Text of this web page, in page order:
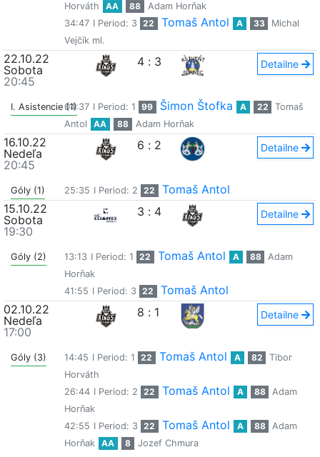
Horváth
AA 88
Adam Horňak
34:47 I Period: 3 22 Tomaš Antol A 33
Michal
Vejčík ml.
22.10.22
Sobota
20:45
4 : 3 Detailne
I. Asistencie (1)04:37 I Period: 1 99 Šimon Štofka A 22
Tomaš
Antol
AA 88 Adam Horňak
16.10.22
Nedeľa
20:45
6 : 2 Detailne
Góly (1) 25:35 I Period: 2 22
Tomaš Antol
15.10.22
Sobota
19:30
3 : 4 Detailne
Góly (2) 13:13 I Period: 1 22 Tomaš Antol A 88
Adam
Horňak
41:55 I Period: 3 22
Tomaš Antol
02.10.22
Nedeľa
17:00
8 : 1 Detailne
Góly (3) 14:45 I Period: 1 22 Tomaš Antol A 82
Tibor
Horváth
26:44 I Period: 2 22 Tomaš Antol A 88
Adam
Horňak
42:55 I Period: 3 22 Tomaš Antol A 88
Adam
Horňak
AA 8 Jozef Chmura